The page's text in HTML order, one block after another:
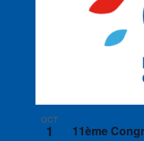
OCT
1 11ème